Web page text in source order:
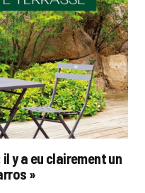
y a eu clairement un
»